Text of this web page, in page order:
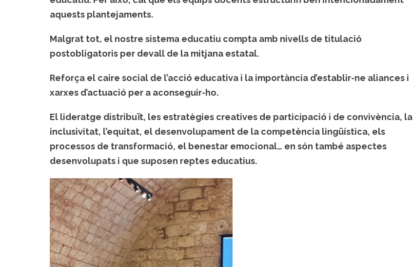
aquests plantejaments.
Malgrat tot, el nostre sistema educatiu compta amb nivells de titulació
postobligatoris per devall de la mitjana estatal.
Reforça el caire social de l’acció educativa i la importància d’establir-ne aliances i
xarxes d’actuació per a aconseguir-ho.
El lideratge distribuït, les estratègies creatives de participació i de convivència, la
inclusivitat, l’equitat, el desenvolupament de la competència lingüística, els
processos de transformació, el benestar emocional… en són també aspectes
desenvolupats i que suposen reptes educatius.